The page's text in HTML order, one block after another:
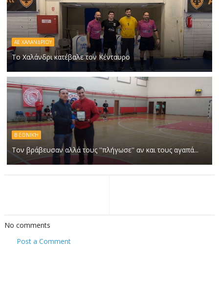
ΑΕ ΧΑΛΑΝΔΡΙΟΥ
Το Χαλάνδρι κατέβαλε τον Κένταυρο
Β ΕΘΝΙΚΉ
Τον βράβευσαν αλλά τους ''πλήγωσε'' αν και τους αγαπά...
No comments
Post a Comment